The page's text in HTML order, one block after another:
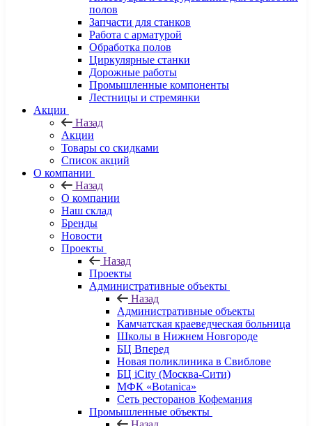
полов
Запчасти для станков
Работа с арматурой
Обработка полов
Циркулярные станки
Дорожные работы
Промышленные компоненты
Лестницы и стремянки
Акции
Назад
Акции
Товары со скидками
Список акций
О компании
Назад
О компании
Наш склад
Бренды
Новости
Проекты
Назад
Проекты
Административные объекты
Назад
Административные объекты
Камчатская краеведческая больница
Школы в Нижнем Новгороде
БЦ Вперед
Новая поликлиника в Свиблове
БЦ iCity (Москва-Сити)
МФК «Botanica»
Сеть ресторанов Кофемания
Промышленные объекты